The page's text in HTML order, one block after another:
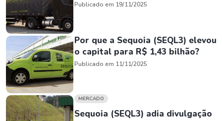
Publicado em 19/11/2025
Por que a Sequoia (SEQL3) elevou
o capital para R$ 1,43 bilhão?
Publicado em 11/11/2025
MERCADO
Sequoia (SEQL3) adia divulgação